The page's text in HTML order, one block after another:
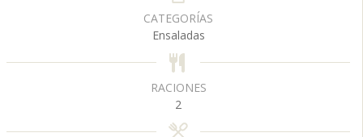
s
s
CATEGORÍAS
Ensaladas
RACIONES
2